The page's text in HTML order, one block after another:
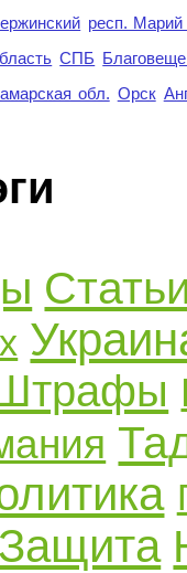
респ.
СПБ
обл. Орск
Защита